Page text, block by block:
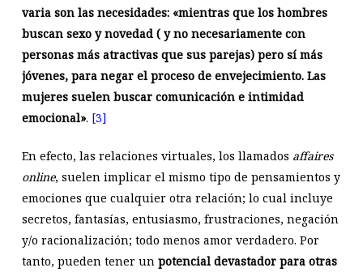
varia son las necesidades: «mientras que los hombres
buscan sexo y novedad ( y no necesariamente con
personas más atractivas que sus parejas) pero sí más
jóvenes, para negar el proceso de envejecimiento. Las
mujeres suelen buscar comunicación e intimidad
emocional». [3]
En efecto, las relaciones virtuales, los llamados affaires
online, suelen implicar el mismo tipo de pensamientos y
emociones que cualquier otra relación; lo cual incluye
secretos, fantasías, entusiasmo, frustraciones, negación
y/o racionalización; todo menos amor verdadero. Por
tanto, pueden tener un potencial devastador para otras